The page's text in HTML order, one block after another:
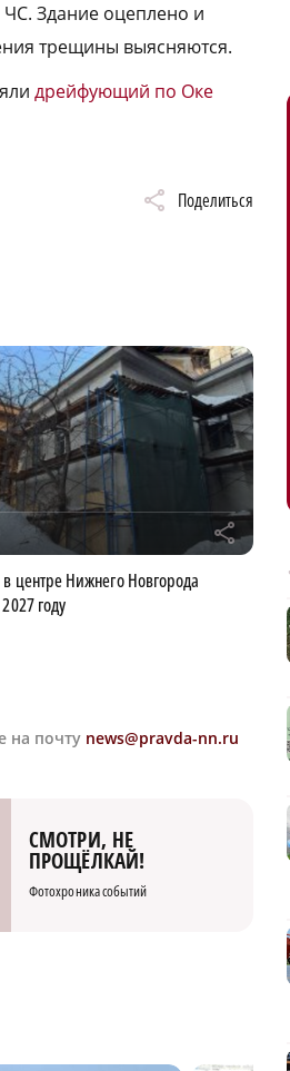
Здание оцеплено и
трещины выясняются.
дрейфующий по Оке
Поделиться
r
центре Нижнего Новгорода
году
на почту news@pravda-nn.ru
СМОТРИ, НЕ
ПРОЩЁЛКАЙ!
Фотохроника событий